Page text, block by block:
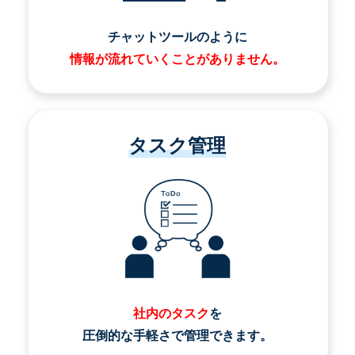
チャットツールのように
情報が流れていくことがありません。
タスク管理
社内のタスクを
圧倒的な手軽さで管理できます。